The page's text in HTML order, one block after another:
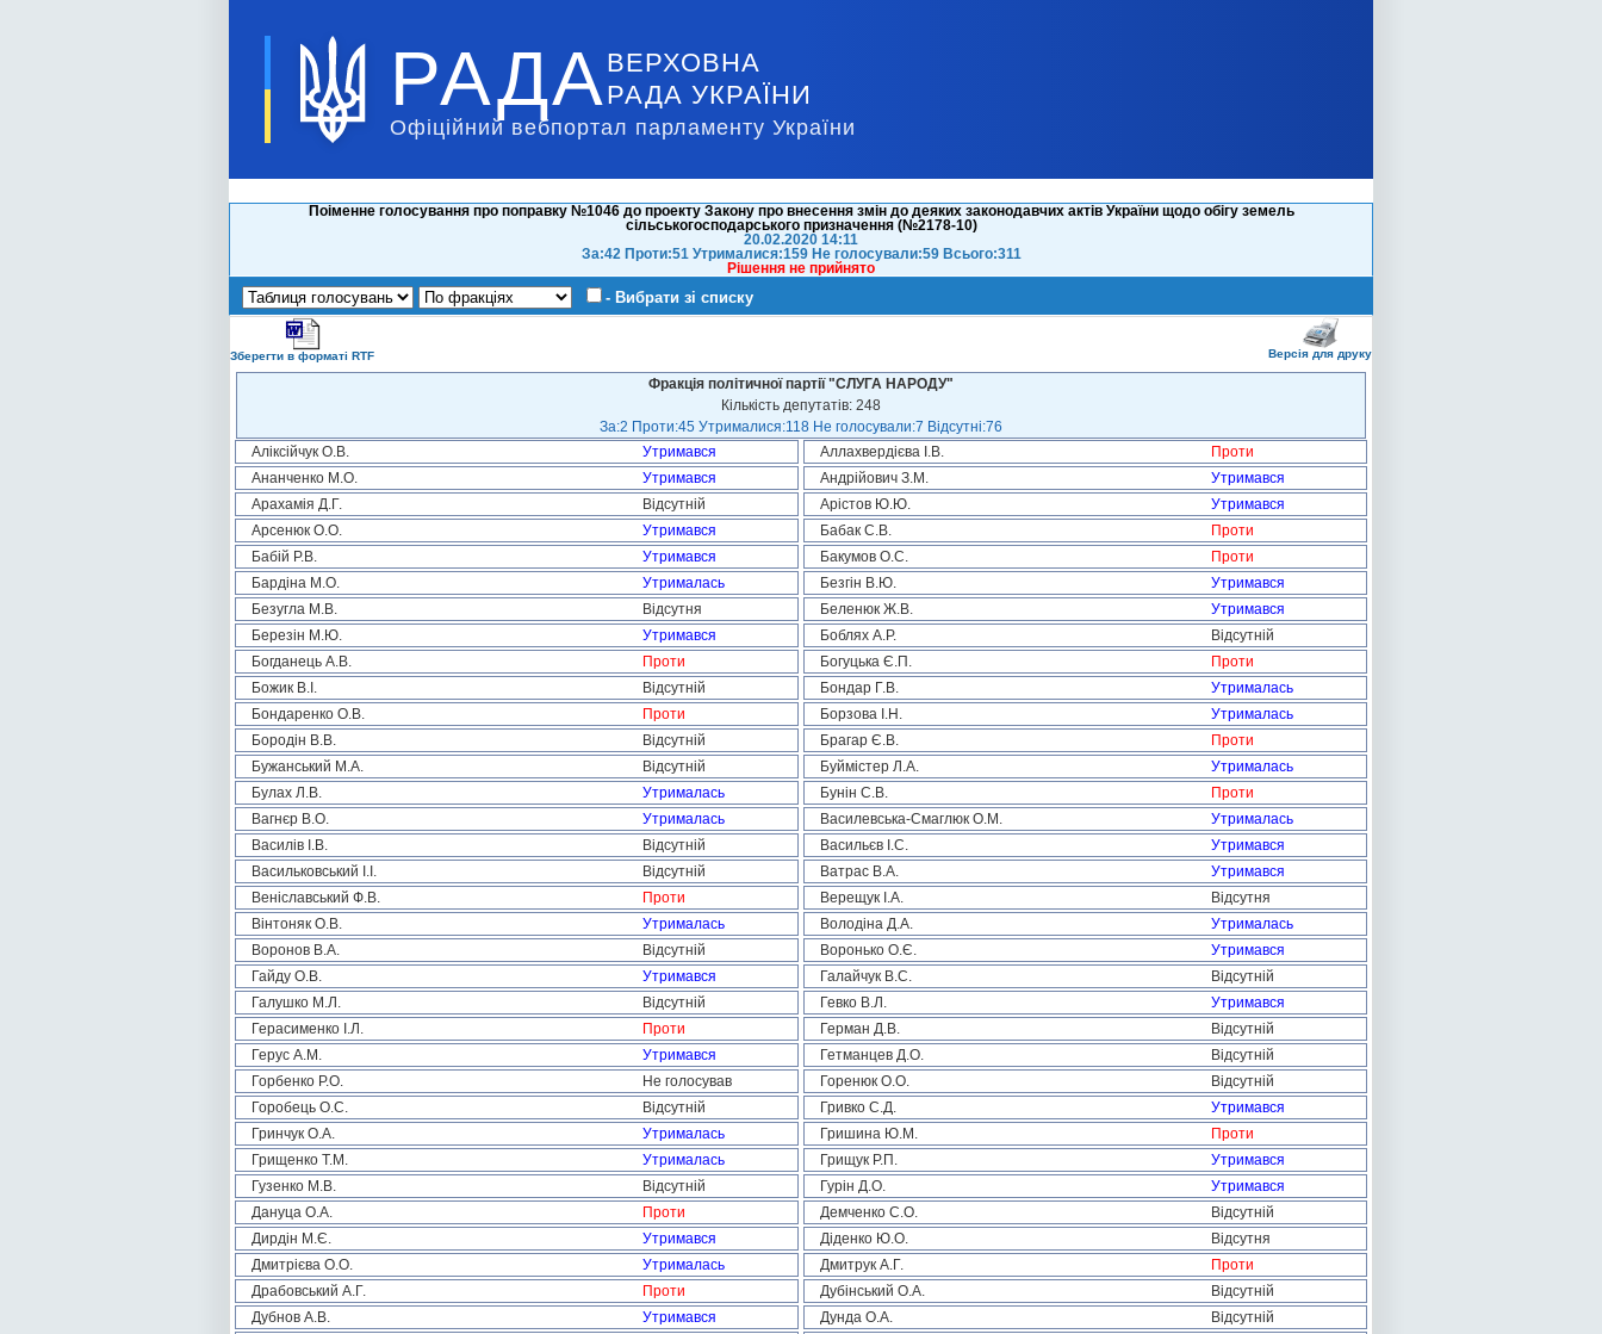
РАДА ВЕРХОВНА
РАДА УКРАЇНИ
Офіційний вебпортал парламенту України
Поіменне голосування про поправку №1046 до проекту Закону про внесення змін до деяких законодавчих актів України щодо обігу земель
сільськогосподарського призначення (№2178-10)
20.02.2020 14:11
За:42 Проти:51 Утрималися:159 Не голосували:59 Всього:311
Рішення не прийнято
- Вибрати зі списку
Зберегти в форматі RTF Версія для друку
Фракція політичної партії "СЛУГА НАРОДУ"
Кількість депутатів: 248
За:2 Проти:45 Утрималися:118 Не голосували:7 Відсутні:76
Аліксійчук О.В.
Утримався Аллахвердієва І.В.
Проти
Ананченко М.О.
Утримався Андрійович З.М.
Утримався
Арахамія Д.Г.
Відсутній Арістов Ю.Ю.
Утримався
Арсенюк О.О.
Утримався Бабак С.В.
Проти
Бабій Р.В.
Утримався Бакумов О.С.
Проти
Бардіна М.О.
Утрималась Безгін В.Ю.
Утримався
Безугла М.В.
Відсутня Беленюк Ж.В.
Утримався
Березін М.Ю.
Утримався Боблях А.Р.
Відсутній
Богданець А.В.
Проти Богуцька Є.П.
Проти
Божик В.І.
Відсутній Бондар Г.В.
Утрималась
Бондаренко О.В.
Проти Борзова І.Н.
Утрималась
Бородін В.В.
Відсутній Брагар Є.В.
Проти
Бужанський М.А.
Відсутній Буймістер Л.А.
Утрималась
Булах Л.В.
Утрималась Бунін С.В.
Проти
Вагнєр В.О.
Утрималась Василевська-Смаглюк О.М.
Утрималась
Василів І.В.
Відсутній Васильєв І.С.
Утримався
Васильковський І.І.
Відсутній Ватрас В.А.
Утримався
Веніславський Ф.В.
Проти Верещук І.А.
Відсутня
Вінтоняк О.В.
Утрималась Володіна Д.А.
Утрималась
Воронов В.А.
Відсутній Воронько О.Є.
Утримався
Гайду О.В.
Утримався Галайчук В.С.
Відсутній
Галушко М.Л.
Відсутній Гевко В.Л.
Утримався
Герасименко І.Л.
Проти Герман Д.В.
Відсутній
Герус А.М.
Утримався Гетманцев Д.О.
Відсутній
Горбенко Р.О.
Не голосував Горенюк О.О.
Відсутній
Горобець О.С.
Відсутній Гривко С.Д.
Утримався
Гринчук О.А.
Утрималась Гришина Ю.М.
Проти
Грищенко Т.М.
Утрималась Грищук Р.П.
Утримався
Гузенко М.В.
Відсутній Гурін Д.О.
Утримався
Дануца О.А.
Проти Демченко С.О.
Відсутній
Дирдін М.Є.
Утримався Діденко Ю.О.
Відсутня
Дмитрієва О.О.
Утрималась Дмитрук А.Г.
Проти
Драбовський А.Г.
Проти Дубінський О.А.
Відсутній
Дубнов А.В.
Утримався Дунда О.А.
Відсутній